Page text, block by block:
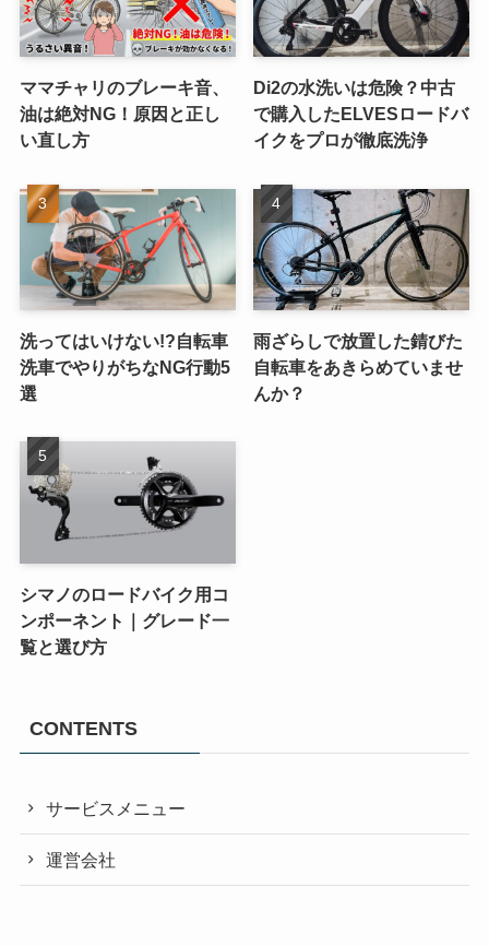
ママチャリのブレーキ音、
油は絶対NG！原因と正し
い直し方
Di2の水洗いは危険？中古
で購入したELVESロードバ
イクをプロが徹底洗浄
洗ってはいけない!?自転車
洗車でやりがちなNG行動5
選
雨ざらしで放置した錆びた
自転車をあきらめていませ
んか？
シマノのロードバイク用コ
ンポーネント｜グレード一
覧と選び方
CONTENTS
サービスメニュー
運営会社